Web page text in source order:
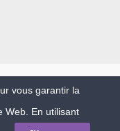
vous garantir la
Web. En utilisant